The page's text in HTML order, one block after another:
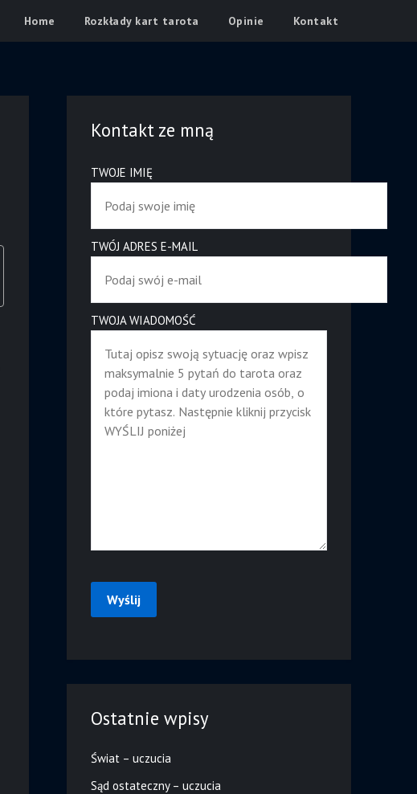
Home Rozkłady kart tarota Opinie Kontakt
Kontakt ze mną
TWOJE IMIĘ
TWÓJ ADRES E-MAIL
TWOJA WIADOMOŚĆ
Ostatnie wpisy
Świat – uczucia
Sąd ostateczny – uczucia